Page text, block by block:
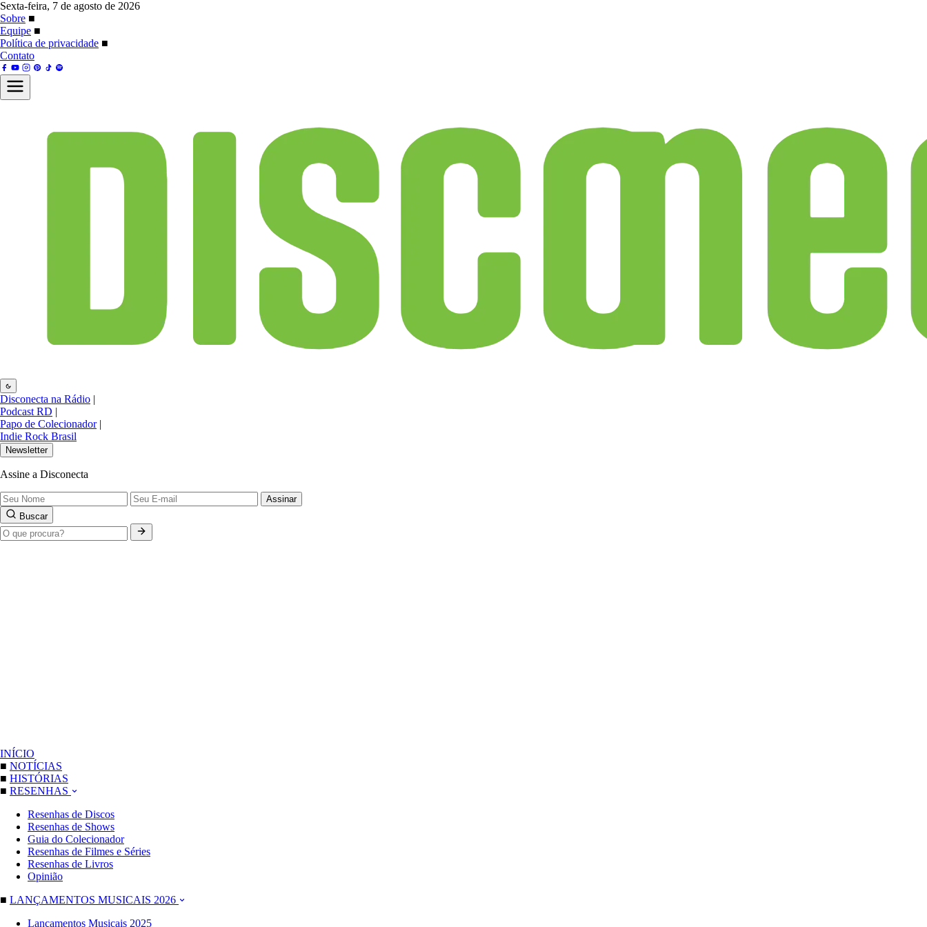
Sexta-feira, 7 de agosto de 2026
Sobre ■
Equipe ■
Política de privacidade ■
Contato
Disconecta na Rádio |
Podcast RD |
Papo de Colecionador |
Indie Rock Brasil
Newsletter
Assine a Disconecta
Assinar
Buscar
INÍCIO
■ NOTÍCIAS
■ HISTÓRIAS
■ RESENHAS
Resenhas de Discos
Resenhas de Shows
Guia do Colecionador
Resenhas de Filmes e Séries
Resenhas de Livros
Opinião
■ LANÇAMENTOS MUSICAIS 2026
Lançamentos Musicais 2025